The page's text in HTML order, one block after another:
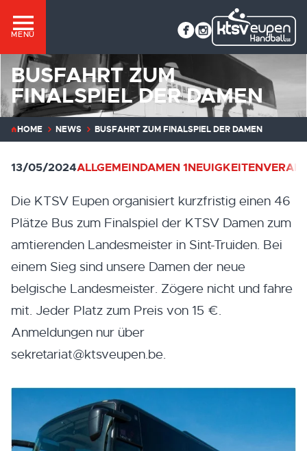
MENÜ
BUSFAHRT ZUM
FINALSPIEL DER DAMEN
HOME NEWS BUSFAHRT ZUM FINALSPIEL DER DAMEN
13/05/2024ALLGEMEINDAMEN 1NEUIGKEITEN
Die KTSV Eupen organisiert kurzfristig einen 46
Plätze Bus zum Finalspiel der KTSV Damen zum
amtierenden Landesmeister in Sint-Truiden. Bei
einem Sieg sind unsere Damen der neue
belgische Landesmeister. Zögere nicht und fahre
mit. Jeder Platz zum Preis von 15 €.
Anmeldungen nur über
sekretariat@ktsveupen.be.